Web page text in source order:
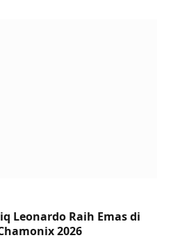
Leonardo Raih Emas di
2026